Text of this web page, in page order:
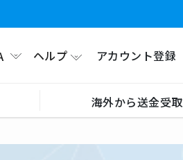
ヘルプ アカウント登録
海外から送金受取